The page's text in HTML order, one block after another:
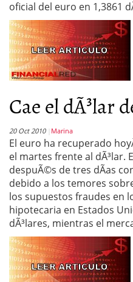
oficial del euro en 1,3861
Cae el dÃ³lar
20 Oct 2010 Marina
El euro ha recuperado
el martes frente al dÃ³lar.
despuÃ©s de tres dÃ­as
debido a los temores
los supuestos fraudes en
hipotecaria en Estados
dÃ³lares, mientras el